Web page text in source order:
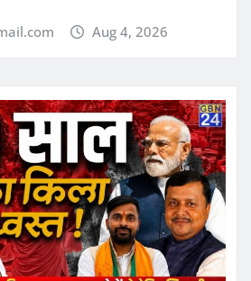
Aug 4, 2026